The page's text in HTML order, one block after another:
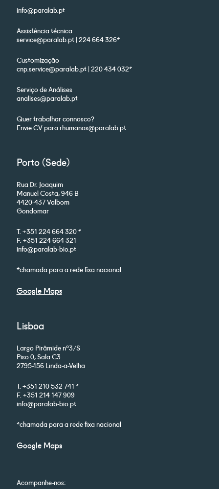
info@paralab.pt
Assistência técnica
service@paralab.pt | 224 664 326*
Customização
cnp.service@paralab.pt | 220 434 032*
Serviço de Análises
analises@paralab.pt
Quer trabalhar connosco?
Envie CV para rhumanos@paralab.pt
Porto (Sede)
Rua Dr. Joaquim
Manuel Costa, 946 B
4420-437 Valbom
Gondomar
T. +351 224 664 320 *
F. +351 224 664 321
info@paralab-bio.pt
*chamada para a rede fixa nacional
Google Maps
Lisboa
Largo Pirâmide nº3/S
Piso 0, Sala C3
2795-156 Linda-a-Velha
T. +351 210 532 741 *
F. +351 214 147 909
info@paralab-bio.pt
*chamada para a rede fixa nacional
Google Maps
Acompanhe-nos: